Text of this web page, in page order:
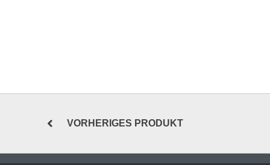
VORHERIGES PRODUKT